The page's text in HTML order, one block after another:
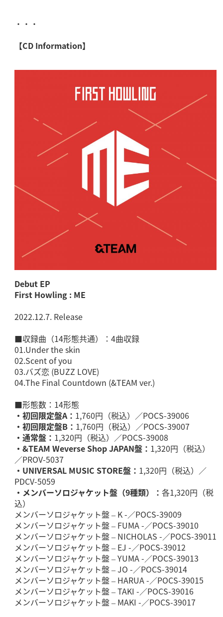
・・・
【CD Information】
Debut EP
First Howling : ME
2022.12.7. Release
■収録曲（14形態共通）：4曲収録
01.Under the skin
02.Scent of you
03.バズ恋 (BUZZ LOVE)
04.The Final Countdown (&TEAM ver.)
■形態数：14形態
・初回限定盤A： 1,760円（税込）／POCS-39006
・初回限定盤B： 1,760円（税込）／POCS-39007
・通常盤： 1,320円（税込）／POCS-39008
・&TEAM Weverse Shop JAPAN盤： 1,320円（税込）
／PROV-5037
・UNIVERSAL MUSIC STORE盤： 1,320円（税込）／
PDCV-5059
・メンバーソロジャケット盤（9種類）： 各1,320円（税
込）
メンバーソロジャケット盤 – K -／POCS-39009
メンバーソロジャケット盤 – FUMA -／POCS-39010
メンバーソロジャケット盤 – NICHOLAS -／POCS-39011
メンバーソロジャケット盤 – EJ -／POCS-39012
メンバーソロジャケット盤 – YUMA -／POCS-39013
メンバーソロジャケット盤 – JO -／POCS-39014
メンバーソロジャケット盤 – HARUA -／POCS-39015
メンバーソロジャケット盤 – TAKI -／POCS-39016
メンバーソロジャケット盤 – MAKI -／POCS-39017